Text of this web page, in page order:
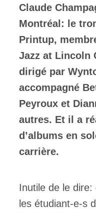
Claude
Montréal: le
Printup,
Jazz at Lincoln
dirigé par
accompagné
Peyroux et
autres. Et il a
d’albums en
carrière.
Inutile de le dire:
les étudiant-e-s